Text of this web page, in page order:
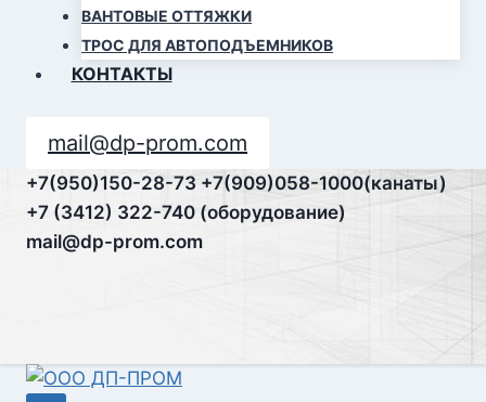
ВАНТОВЫЕ ОТТЯЖКИ
ТРОС ДЛЯ АВТОПОДЪЕМНИКОВ
КОНТАКТЫ
mail@dp-prom.com
+7(950)150-28-73 +7(909)058-1000(канаты)
+7 (3412) 322-740 (оборудование)
mail@dp-prom.com